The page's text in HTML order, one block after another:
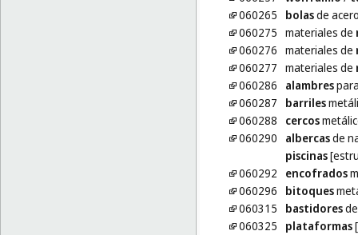
060265
bolasde
060275 materiales de
060276 materiales de
060277 materiales de
060286
alambres
060287
barriles
060288
cercos
060290
albercasde
piscinas
060292
encofrados
060296
bitoques
060315
bastidoresde
060325
plataformas